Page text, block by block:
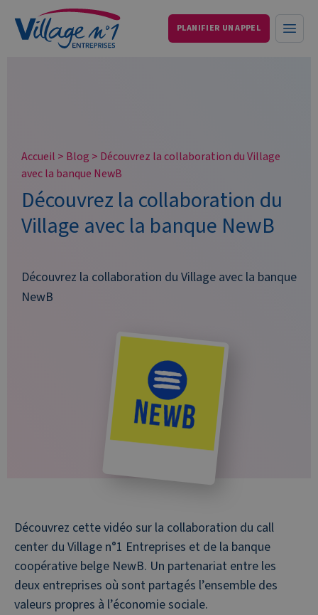
Services aux entreprises et particuliersPLANIFIER UN APPEL
Accueil > Blog > Découvrez la collaboration du Village
avec la banque NewB
Découvrez la collaboration du
Village avec la banque NewB
Découvrez la collaboration du Village avec la banque
NewB
Découvrez cette vidéo sur la collaboration du call
center du Village n°1 Entreprises et de la banque
coopérative belge NewB. Un partenariat entre les
deux entreprises où sont partagés l’ensemble des
valeurs propres à l’économie sociale.